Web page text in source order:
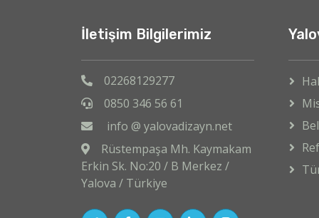
İletişim Bilgilerimiz
02268129277
0850 346 56 61
info @ yalovadizayn.net
Rüstempaşa Mh. Kaymakam
Erkin Sk. No:20 / B Merkez /
Yalova / Türkiye